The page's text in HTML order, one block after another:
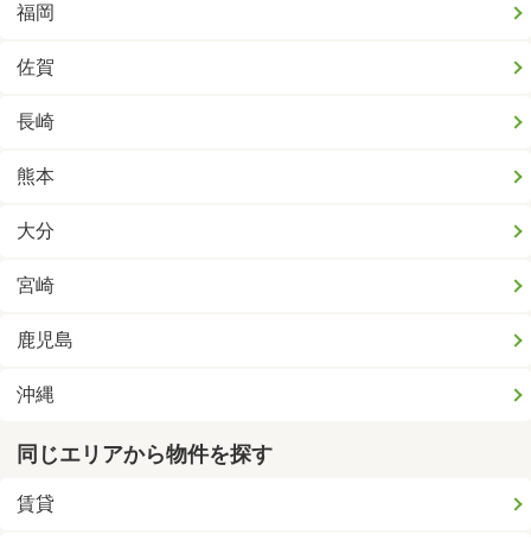
福岡
佐賀
長崎
熊本
大分
宮崎
鹿児島
沖縄
同じエリアから物件を探す
賃貸